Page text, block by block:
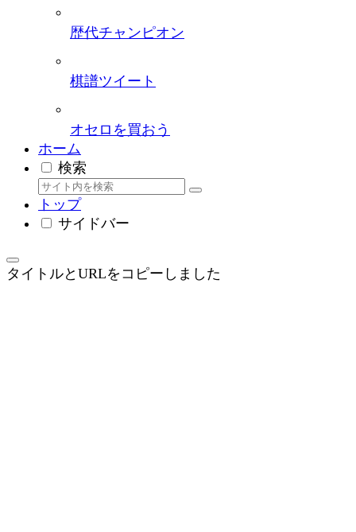
歴代チャンピオン
棋譜ツイート
オセロを買おう
ホーム
検索
トップ
サイドバー
タイトルとURLをコピーしました